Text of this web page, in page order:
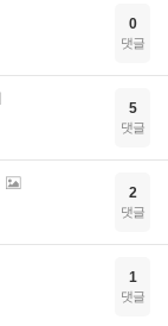
0
댓글
5
댓글
2
댓글
1
댓글